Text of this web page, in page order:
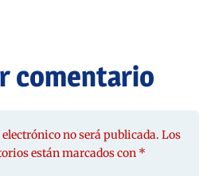
comentario
no será publicada. Los
están marcados con *